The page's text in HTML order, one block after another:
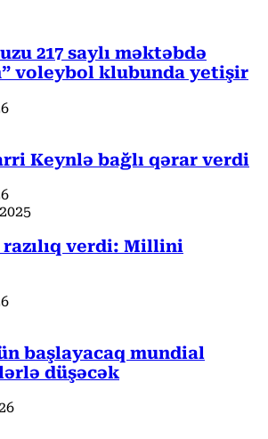
217 saylı məktəbdə
voleybol klubunda yetişir
Keynlə bağlı qərar verdi
verdi: Millini
başlayacaq mundial
düşəcək